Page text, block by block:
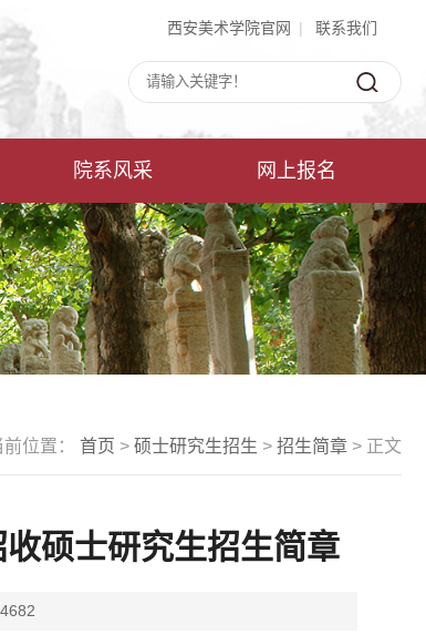
西安美术学院官网 | 联系我们
院系风采 网上报名
前位置： 首页 > 硕士研究生招生 > 招生简章 > 正文
硕士研究生招生简章
4682